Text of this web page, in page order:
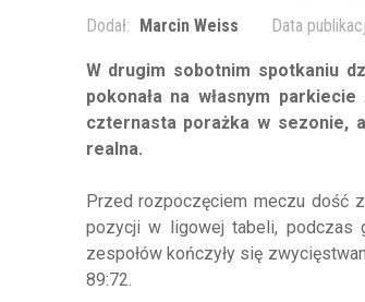
Dodał: Marcin Weiss Data
W drugim sobotnim spotkaniu
pokonała na własnym
czternasta porażka w sezonie,
realna.
Przed rozpoczęciem meczu dość
pozycji w ligowej tabeli, podczas
zespołów kończyły się
89:72.